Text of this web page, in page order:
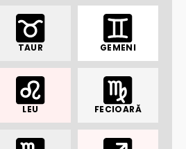
TAUR GEMENI
LEU FECIOARĂ